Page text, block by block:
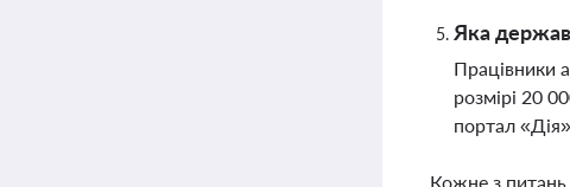
Яка
Працівники
розмірі 20
портал
Кожне з